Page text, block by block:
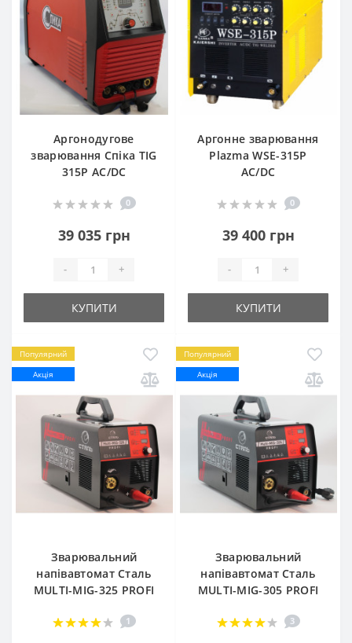
Аргонодугове
зварювання Спіка TIG
315P AC/DC
0
39 035 грн
- +
КУПИТИ
Аргонне зварювання
Plazma WSE-315P
AC/DC
0
39 400 грн
- +
КУПИТИ
Популярний
Акція
Зварювальний
напівавтомат Сталь
MULTI-MIG-325 PROFI
1
Популярний
Акція
Зварювальний
напівавтомат Сталь
MULTI-MIG-305 PROFI
3